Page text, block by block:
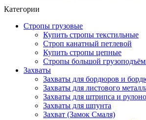
Категории
Стропы грузовые
Купить стропы текстильные
Строп канатный петлевой
Купить стропы цепные
Стропы большой
Захваты
Захваты для бордюров и
Захваты для листового
Захваты для штрипса и
Захваты для шпунта
Захват (Замок Смаля)